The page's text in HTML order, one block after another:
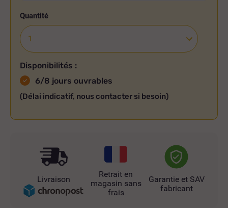
Quantité
Disponibilités :
6/8 jours ouvrables
(Délai indicatif, nous contacter si besoin)
Livraison
Retrait en
magasin sans
frais
Garantie et SAV
fabricant